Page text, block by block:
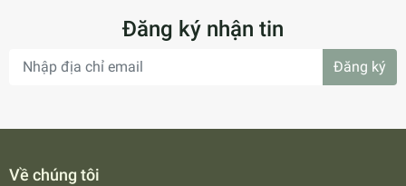
Đăng ký nhận tin
Đăng ký
Về chúng tôi